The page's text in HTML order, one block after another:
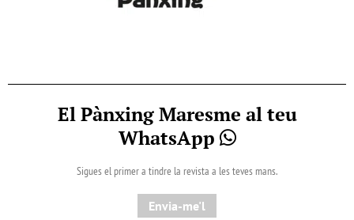
El Pànxing Maresme al teu
WhatsApp
Sigues el primer a tindre la revista a les teves mans.
Envia-me'l